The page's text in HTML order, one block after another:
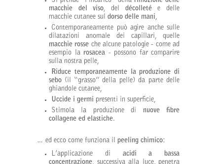
macchie del viso, del décolletée delle
macchie cutanee sul dorso delle mani,
Contemporaneamente può agire anche sulle
dilatazioni anomale dei capillari, quelle
macchie rosse che alcune patologie - come ad
esempio la rosacea - possono far comparire
sulla nostra pelle,
Riduce temporaneamente la produzione di
sebo (il “grasso” della pelle) da parte delle
ghiandole cutanee,
Uccide i germi presenti in superficie,
Stimola la produzione di nuove fibre
collagene ed elastiche.
… ed ecco come funziona il peeling chimico:
L’applicazione di acidi a bassa
concentrazione, successiva alla luce, penetra